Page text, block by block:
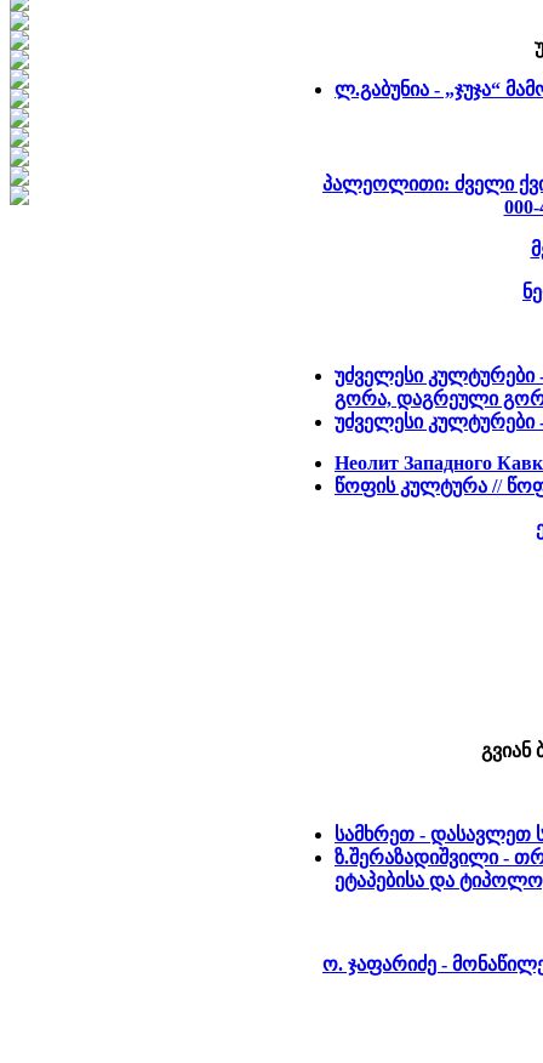
ლ.გაბუნია - „ჯუჯა“
პალეოლითი: ძველი
უძველესი
გორა, დაგრეული
უძველესი
Неолит Западного
წოფის კულტურა //
გვიან
სამხრეთ - დასავლეთ
ზ.შერაზადიშვილი -
ეტაპებისა და
ო. ჯაფარიძე -